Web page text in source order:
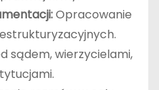
Opracowanie
sądem, wierzycielami,